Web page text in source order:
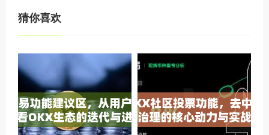
猜你喜欢